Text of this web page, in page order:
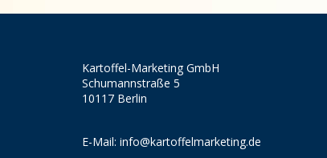
Kartoffel-Marketing GmbH
Schumannstraße 5
10117 Berlin
E-Mail: info@kartoffelmarketing.de